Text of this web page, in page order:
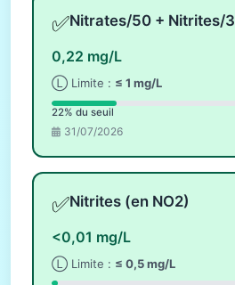
✅Nitrates/50 + Nitrites/3
0,22 mg/L
Ⓛ Limite : ≤ 1 mg/L
22% du seuil
31/07/2026
✅Nitrites (en NO2)
<0,01 mg/L
Ⓛ Limite : ≤ 0,5 mg/L